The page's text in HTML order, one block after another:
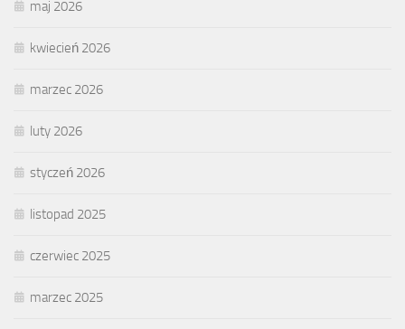
maj 2026
kwiecień 2026
marzec 2026
luty 2026
styczeń 2026
listopad 2025
czerwiec 2025
marzec 2025